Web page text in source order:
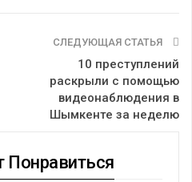
СЛЕДУЮЩАЯ СТАТЬЯ
10 преступлений
раскрыли с помощью
видеонаблюдения в
Шымкенте за неделю
Понравиться